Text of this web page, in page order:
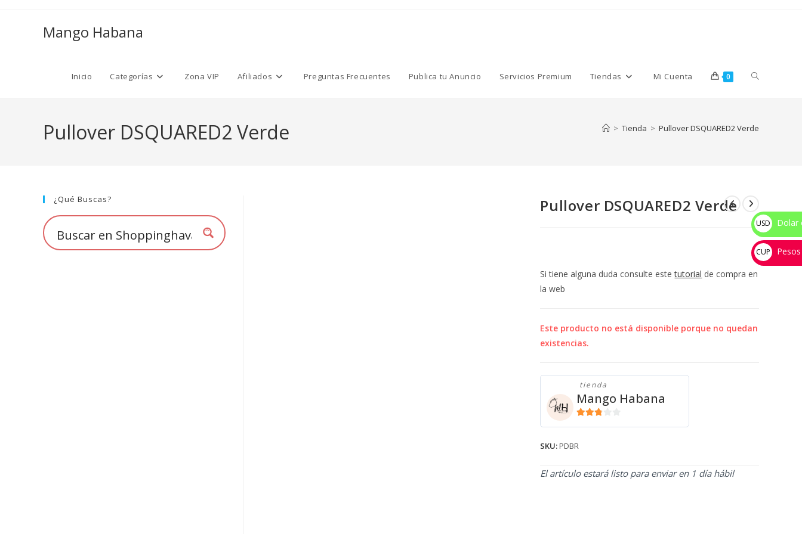
Mango Habana
Inicio Categorías Zona VIP Afiliados Preguntas Frecuentes Publica tu Anuncio Servicios Premium Tiendas Mi Cuenta 0 Alternar
la
web
Pullover DSQUARED2 Verde > Tienda > Pullover DSQUARED2 Verde
Pullover DSQUARED2 Verde
Si tiene alguna duda consulte estetutorial de compra en
la web
Este producto no está disponible porque no quedan
existencias.
tienda
Mango Habana
SKU:PDBR
El artículo estará listo para enviar en 1 día hábil
¿Qué Buscas?
USD
$
Dolar
CUP
💰
Pesos